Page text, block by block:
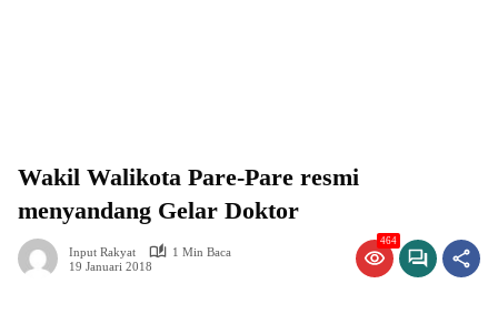
Wakil Walikota Pare-Pare resmi
menyandang Gelar Doktor
Input Rakyat
1 Min Baca
19 Januari 2018
464